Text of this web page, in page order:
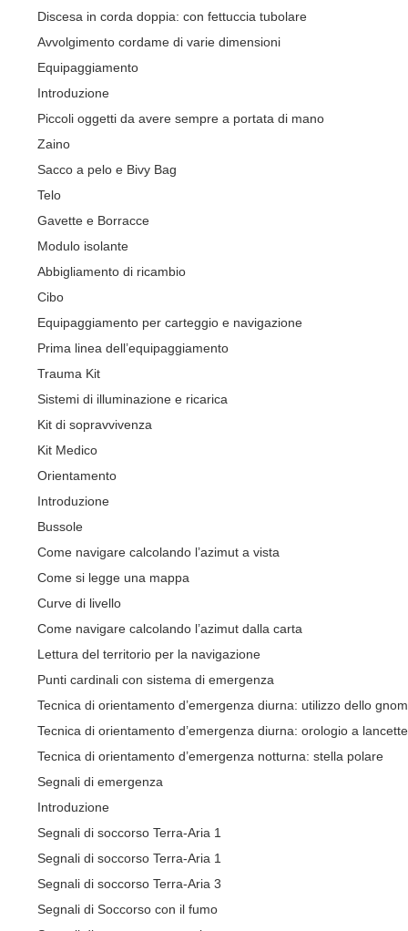
Discesa in corda doppia: con fettuccia tubolare
Avvolgimento cordame di varie dimensioni
Equipaggiamento
Introduzione
Piccoli oggetti da avere sempre a portata di mano
Zaino
Sacco a pelo e Bivy Bag
Telo
Gavette e Borracce
Modulo isolante
Abbigliamento di ricambio
Cibo
Equipaggiamento per carteggio e navigazione
Prima linea dell’equipaggiamento
Trauma Kit
Sistemi di illuminazione e ricarica
Kit di sopravvivenza
Kit Medico
Orientamento
Introduzione
Bussole
Come navigare calcolando l’azimut a vista
Come si legge una mappa
Curve di livello
Come navigare calcolando l’azimut dalla carta
Lettura del territorio per la navigazione
Punti cardinali con sistema di emergenza
Tecnica di orientamento d’emergenza diurna: utilizzo dello
Tecnica di orientamento d’emergenza diurna: orologio a lancette
Tecnica di orientamento d’emergenza notturna: stella polare
Segnali di emergenza
Introduzione
Segnali di soccorso Terra-Aria 1
Segnali di soccorso Terra-Aria 1
Segnali di soccorso Terra-Aria 3
Segnali di Soccorso con il fumo